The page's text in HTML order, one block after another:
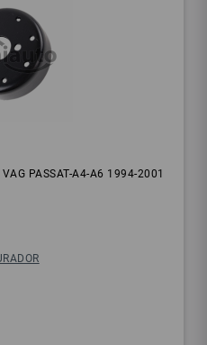
PASSAT-A4-A6 1994-2001